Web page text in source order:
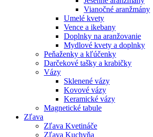
Vianočné aranžmány
Umelé kvety
Vence a ikebany
Doplnky na aranžovanie
Mydlové kvety a doplnky
Peňaženky a kľúčenky
Darčekové tašky a krabičky
Vázy
Sklenené vázy
Kovové vázy
Keramické vázy
Magnetické tabule
Zľava
Zľava Kvetináče
Zľava Kuchyňa